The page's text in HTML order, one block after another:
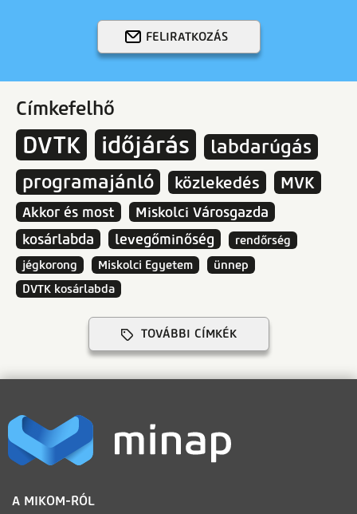
FELIRATKOZÁS
Címkefelhő
DVTK időjárás
labdarúgás
programajánló
közlekedés MVK
Akkor és most
Miskolci Városgazda
kosárlabda
levegőminőség
rendőrség
jégkorong
Miskolci Egyetem
ünnep
DVTK kosárlabda
TOVÁBBI CÍMKÉK
LÁBLÉC
A MIKOM-RÓL